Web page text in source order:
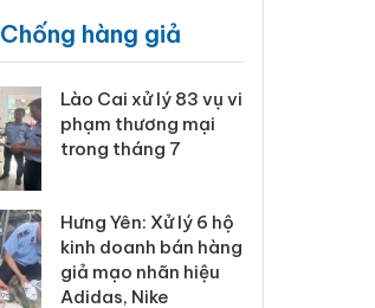
Chống hàng giả
Lào Cai xử lý 83 vụ vi
phạm thương mại
trong tháng 7
Hưng Yên: Xử lý 6 hộ
kinh doanh bán hàng
giả mạo nhãn hiệu
Adidas, Nike